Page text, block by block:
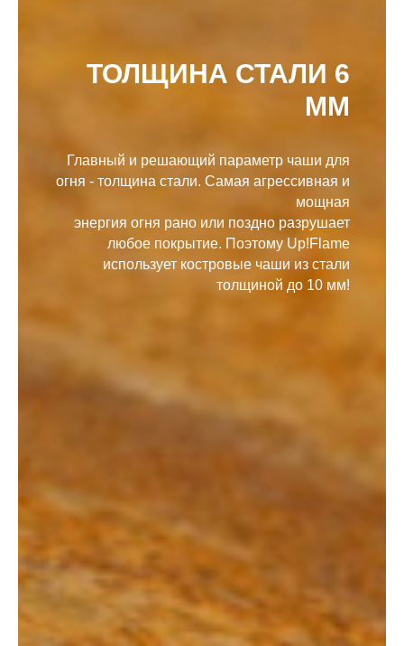
ТОЛЩИНА СТАЛИ 6
ММ
Главный и решающий параметр чаши для
огня - толщина стали. Самая агрессивная и
мощная
энергия огня рано или поздно разрушает
любое покрытие. Поэтому Up!Flame
использует костровые чаши из стали
толщиной до 10 мм!